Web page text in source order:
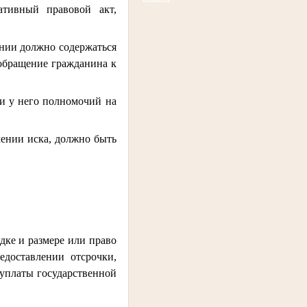
правовой акт,
должно содержаться
гражданина к
у него полномочий на
иска, должно быть
и размере или право
отсрочки,
государственной